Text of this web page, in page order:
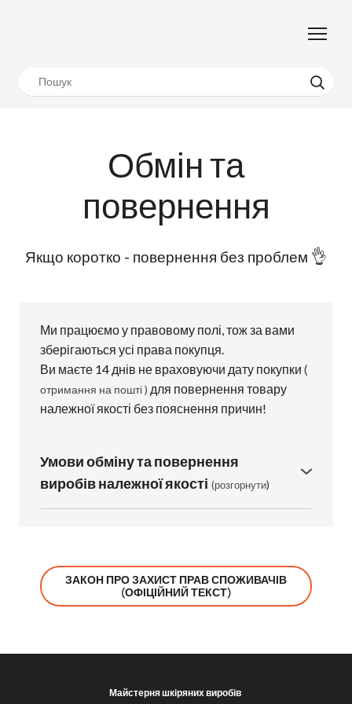
Обмін та
повернення
Якщо коротко - повернення без проблем 👌
Ми працюємо у правовому полі, тож за вами
зберігаються усі права покупця.
Ви маєте 14 днів не враховуючи дату покупки (
отримання на пошті ) для повернення товару
належної якості без пояснення причин!
Умови обміну та повернення
виробів належної якості (розгорнути)
● Виробом не користувалися, немає слідів
носіння або пошкоджень, що виникли
внаслідок недбалого використання.
ременя, поєднання кольорів/фактур, гравіювання тощо )
ЗАКОН ПРО ЗАХИСТ ПРАВ СПОЖИВАЧІВ
(ОФІЦІЙНИЙ ТЕКСТ)
Майстерня шкіряних виробів